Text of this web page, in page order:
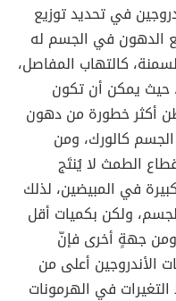
في تحديد توزيع
الدهون في الجسم له
كالتهاب المفاصل،
حيث يمكن أن تكون
أكثر خطورة من دهون
كالورك، ومن
الطمث لا يُنتَج
في المبيضين، لذلك
ولكن بكميات أقل
ومن جهةٍ أخرى فإنّ
الأندروجين أعلى من
في الهرمونات